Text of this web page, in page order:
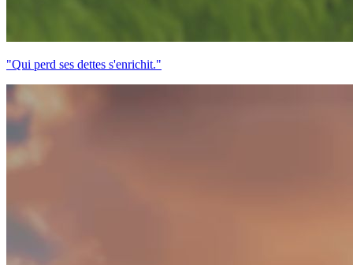
"Qui perd ses dettes s'enrichit."